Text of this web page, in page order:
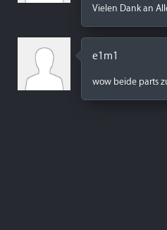
Vielen Dank an
e1m1
wow beide parts